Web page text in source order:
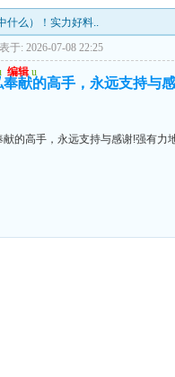
什么）！实力好料..
于: 2026-07-08 22:25
编辑 u
奉献的高手，永远支持与
献的高手，永远支持与感谢!强有力